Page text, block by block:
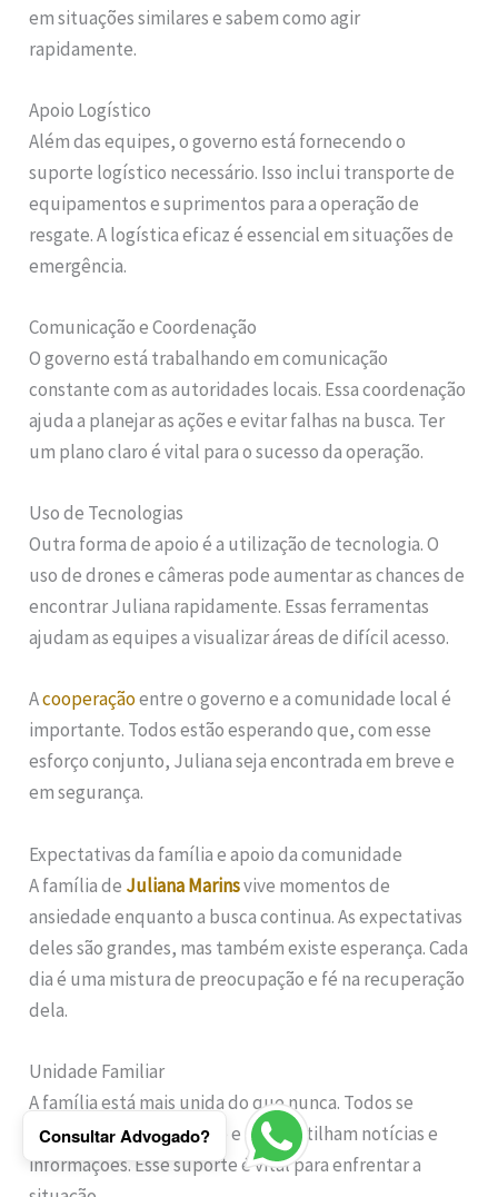
em situações similares e sabem como agir
rapidamente.
Apoio Logístico
Além das equipes, o governo está fornecendo o
suporte logístico necessário. Isso inclui transporte de
equipamentos e suprimentos para a operação de
resgate. A logística eficaz é essencial em situações de
emergência.
Comunicação e Coordenação
O governo está trabalhando em comunicação
constante com as autoridades locais. Essa coordenação
ajuda a planejar as ações e evitar falhas na busca. Ter
um plano claro é vital para o sucesso da operação.
Uso de Tecnologias
Outra forma de apoio é a utilização de tecnologia. O
uso de drones e câmeras pode aumentar as chances de
encontrar Juliana rapidamente. Essas ferramentas
ajudam as equipes a visualizar áreas de difícil acesso.
Acooperaçãoentre o governo e a comunidade local é
importante. Todos estão esperando que, com esse
esforço conjunto, Juliana seja encontrada em breve e
em segurança.
Expectativas da família e apoio da comunidade
A família de Juliana Marinsvive momentos de
ansiedade enquanto a busca continua. As expectativas
deles são grandes, mas também existe esperança. Cada
dia é uma mistura de preocupação e fé na recuperação
dela.
Unidade Familiar
A família está mais unida do que nunca. Todos se
apoiam emocionalmente e compartilham notícias e
informações. Esse suporte é vital para enfrentar a
Consultar Advogado?